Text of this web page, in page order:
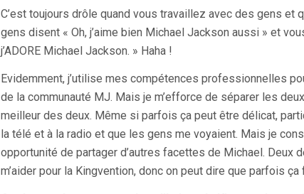
C’est toujours drôle quand vous travaillez avec des gens et
gens disent « Oh, j’aime bien Michael Jackson aussi » et
j’ADORE Michael Jackson. » Haha !
Evidemment, j’utilise mes compétences professionnelles
de la communauté MJ. Mais je m’efforce de séparer les
meilleur des deux. Même si parfois ça peut être délicat,
la télé et à la radio et que les gens me voyaient. Mais je
opportunité de partager d’autres facettes de Michael. Deux
m’aider pour la Kingvention, donc on peut dire que parfois